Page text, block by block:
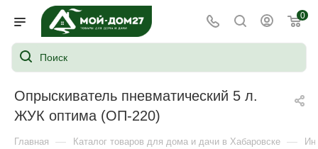
0
Опрыскиватель пневматический 5 л.
ЖУК оптима (ОП-220)
Главная — Каталог товаров для дома и дачи в Хабаровске —